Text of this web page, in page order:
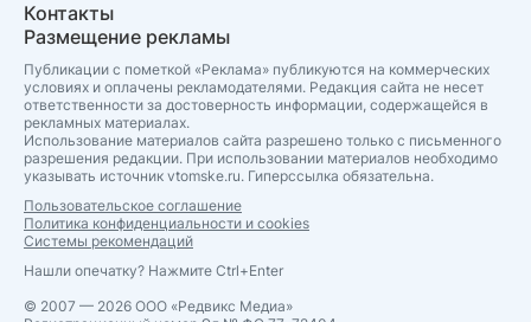
Контакты
Размещение рекламы
Публикации с пометкой «Реклама» публикуются на коммерческих
условиях и оплачены рекламодателями. Редакция сайта не несет
ответственности за достоверность информации, содержащейся в
рекламных материалах.
Использование материалов сайта разрешено только с письменного
разрешения редакции. При использовании материалов необходимо
указывать источник vtomske.ru. Гиперссылка обязательна.
Пользовательское соглашение
Политика конфиденциальности и cookies
Системы рекомендаций
Нашли опечатку? Нажмите Ctrl+Enter
© 2007 — 2026 ООО «Редвикс Медиа»